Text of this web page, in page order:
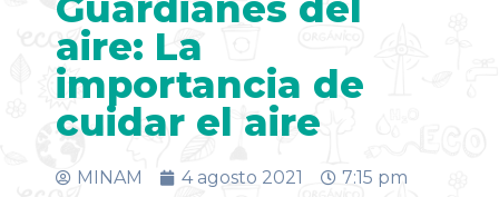
aire: La
importancia de
cuidar el aire
MINAM 4 agosto 2021 7:15 pm